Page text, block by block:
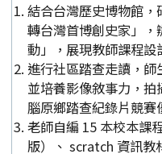
結合台灣歷史博物館
轉台灣首博創史家」
動」，展現教師課程設
進行社區踏查走讀，師
並培養影像敘事力，
腦原鄉踏查紀錄片競賽
老師自編 15 本校本課
版）、 scratch 資訊教